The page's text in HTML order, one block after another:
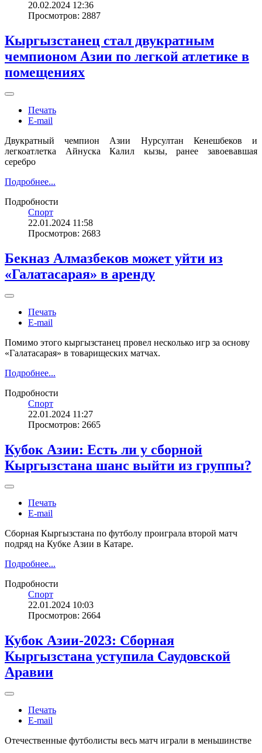
20.02.2024 12:36
Просмотров: 2887
Кыргызстанец стал двукратным
чемпионом Азии по легкой атлетике в
помещениях
Печать
E-mail
Двукратный чемпион Азии Нурсултан Кенешбеков и
легкоатлетка Айнуска Калил кызы, ранее завоевавшая
серебро
Подробнее...
Подробности
Спорт
22.01.2024 11:58
Просмотров: 2683
Бекназ Алмазбеков может уйти из
«Галатасарая» в аренду
Печать
E-mail
Помимо этого кыргызстанец провел несколько игр за основу
«Галатасарая» в товарищеских матчах.
Подробнее...
Подробности
Спорт
22.01.2024 11:27
Просмотров: 2665
Кубок Азии: Есть ли у сборной
Кыргызстана шанс выйти из группы?
Печать
E-mail
Сборная Кыргызстана по футболу проиграла второй матч
подряд на Кубке Азии в Катаре.
Подробнее...
Подробности
Спорт
22.01.2024 10:03
Просмотров: 2664
Кубок Азии-2023: Сборная
Кыргызстана уступила Саудовской
Аравии
Печать
E-mail
Отечественные футболисты весь матч играли в меньшинстве